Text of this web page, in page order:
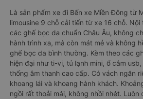
Là sản phẩm xe đi Bến xe Miền Đông từ
limousine 9 chỗ cải tiến từ xe 16 chỗ.
các ghế bọc da chuẩn Châu Âu, không
hành trình xa, mà còn mát mẻ và không
ghế bọc da bình thường. Kèm theo các
hiện đại như ti-vi, tủ lạnh mini, ổ cắm
thống âm thanh cao cấp. Có vách ngăn
khoang lái và khoang hành khách.
ngồi rất thoải mái, không nhồi nhét.